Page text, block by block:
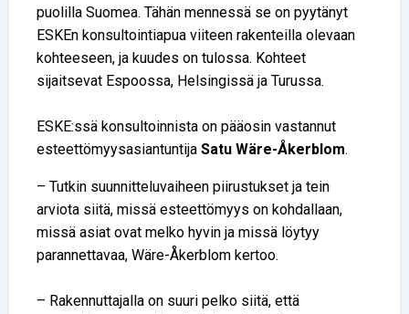
puolilla Suomea. Tähän mennessä se on pyytänyt
ESKEn konsultointiapua viiteen rakenteilla olevaan
kohteeseen, ja kuudes on tulossa. Kohteet
sijaitsevat Espoossa, Helsingissä ja Turussa.
ESKE:ssä konsultoinnista on pääosin vastannut
esteettömyysasiantuntija Satu Wäre-Åkerblom.
– Tutkin suunnitteluvaiheen piirustukset ja tein
arviota siitä, missä esteettömyys on kohdallaan,
missä asiat ovat melko hyvin ja missä löytyy
parannettavaa, Wäre-Åkerblom kertoo.
– Rakennuttajalla on suuri pelko siitä, että